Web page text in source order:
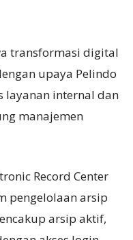
transformasi digital
upaya Pelindo
layanan internal dan
manajemen
Record Center
pengelolaan arsip
arsip aktif,